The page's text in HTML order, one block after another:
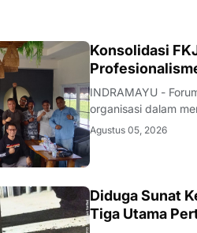
Konsolidasi
INDRAMAYU -
organisasi dalam
rapat konsolidasi
Agustus 05, 2026
Diduga Sunat
Tiga Utama